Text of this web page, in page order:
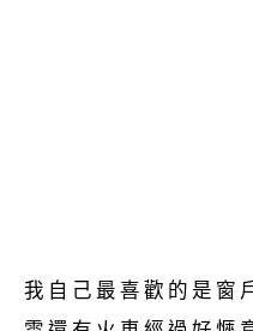
我自己最喜歡的是窗